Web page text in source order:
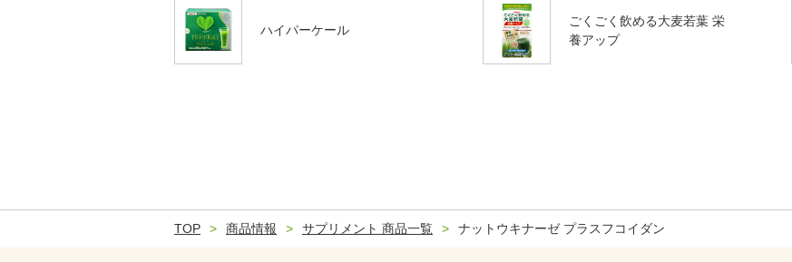
ハイパーケール
ごくごく飲める大麦若葉 栄
養アップ
TOP 商品情報 サプリメント 商品一覧 ナットウキナーゼ プラスフコイダン